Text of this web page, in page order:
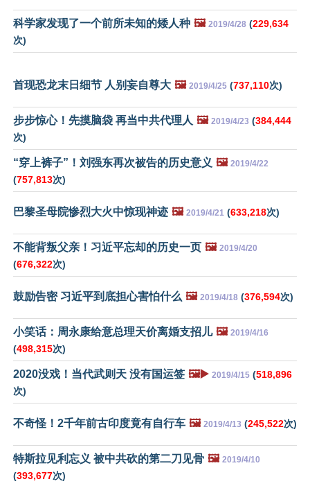
科学家发现了一个前所未知的矮人种 🖼️ 2019/4/28 (229,634
次)
首现恐龙末日细节 人别妄自尊大 🖼️ 2019/4/25 (737,110次)
步步惊心！先摸脑袋 再当中共代理人 🖼️ 2019/4/23 (384,444
次)
“穿上裤子”！刘强东再次被告的历史意义 🖼️ 2019/4/22
(757,813次)
巴黎圣母院惨烈大火中惊现神迹 🖼️ 2019/4/21 (633,218次)
不能背叛父亲！习近平忘却的历史一页 🖼️ 2019/4/20
(676,322次)
鼓励告密 习近平到底担心害怕什么 🖼️ 2019/4/18 (376,594次)
小笑话：周永康给意总理天价离婚支招儿 🖼️ 2019/4/16
(498,315次)
2020没戏！当代武则天 没有国运签 🖼️▶️ 2019/4/15 (518,896
次)
不奇怪！2千年前古印度竟有自行车 🖼️ 2019/4/13 (245,522次)
特斯拉见利忘义 被中共砍的第二刀见骨 🖼️ 2019/4/10
(393,677次)